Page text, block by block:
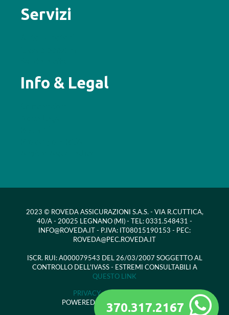
370.317.2167
Servizi
Info & Legal
2023 © ROVEDA ASSICURAZIONI S.A.S. - VIA R.CUTTICA,
40/A - 20025 LEGNANO (MI) - TEL: 0331.548431 -
INFO@ROVEDA.IT - P.IVA: IT08015190153 - PEC:
ROVEDA@PEC.ROVEDA.IT
ISCR. RUI: A000079543 DEL 26/03/2007 SOGGETTO AL
CONTROLLO DELL'IVASS - ESTREMI CONSULTABILI A
QUESTO LINK
PRIVACY -
POWERED BY OFFICINAIDEE ADV